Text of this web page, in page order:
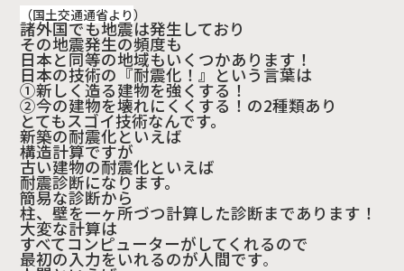
（国土交通通省より）
諸外国でも地震は発生しており
その地震発生の頻度も
日本と同等の地域もいくつかあります！
日本の技術の『耐震化！』という言葉は
①新しく造る建物を強くする！
②今の建物を壊れにくくする！の2種類あり
とてもスゴイ技術なんです。
新築の耐震化といえば
構造計算ですが
古い建物の耐震化といえば
耐震診断になります。
簡易な診断から
柱、壁を一ヶ所づつ計算した診断まであります！
大変な計算は
すべてコンピューターがしてくれるので
最初の入力をいれるのが人間です。